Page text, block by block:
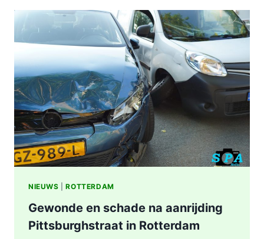
AFGESLOTEN
NA
ZWAAR
ONGEVAL,
BESTUURDER
AANGEHOUDEN
NIEUWS |ROTTERDAM
Gewonde en schade na aanrijding
Pittsburghstraat in Rotterdam